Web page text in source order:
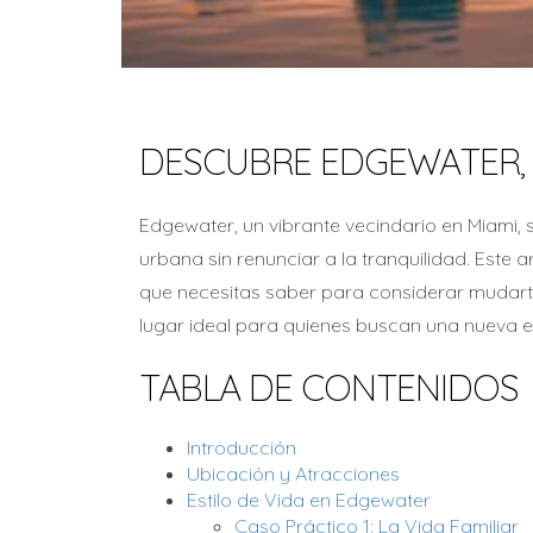
DESCUBRE
Edgewater, un vibrante vecindario en
urbana sin renunciar a la tranquilidad. Este
que necesitas saber para considerar
lugar ideal para quienes buscan una nueva
TABLA DE CONTENIDOS
Introducción
Ubicación y Atracciones
Estilo de Vida en Edgewater
Caso Práctico 1: La Vida Familiar